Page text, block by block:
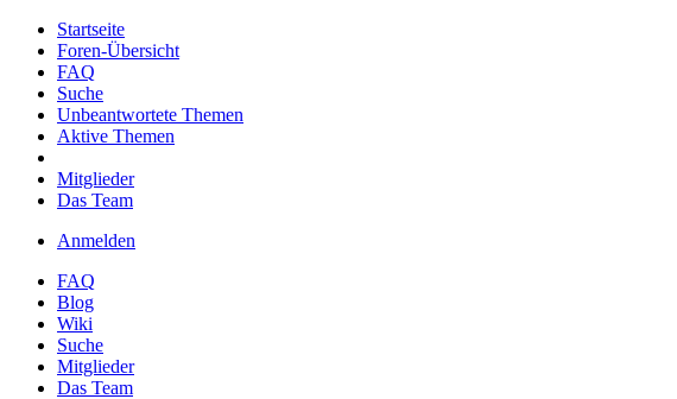
Startseite
Foren-Übersicht
FAQ
Suche
Unbeantwortete Themen
Aktive Themen
Mitglieder
Das Team
Anmelden
FAQ
Blog
Wiki
Suche
Mitglieder
Das Team